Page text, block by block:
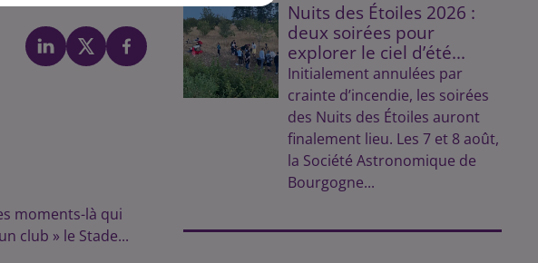
Nuits des Étoiles 2026 :
deux soirées pour
explorer le ciel d’été...
Initialement annulées par
crainte d’incendie, les soirées
des Nuits des Étoiles auront
finalement lieu. Les 7 et 8 août,
la Société Astronomique de
Bourgogne...